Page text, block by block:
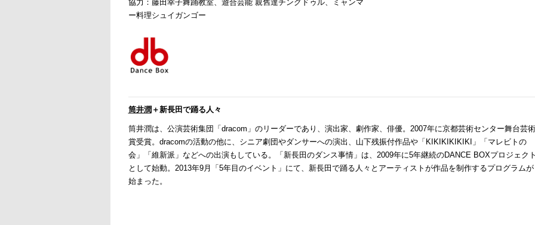
協力：藤田幸子舞踊教室、遊合芸能 親舊達チングドゥル、ミャンマ
ー料理シュイガンゴー
筒井潤 ＋新長田で踊る人々
筒井潤は、公演芸術集団「dracom」のリーダーであり、演出家、劇作家、俳優。2007年に京都芸術センター舞台芸術
賞受賞。dracomの活動の他に、シニア劇団やダンサーへの演出、山下残振付作品や「KIKIKIKIKIKI」「マレビトの
会」「維新派」などへの出演もしている。「新長田のダンス事情」は、2009年に5年継続のDANCE BOXプロジェク
として始動。2013年9月「5年目のイベント」にて、新長田で踊る人々とアーティストが作品を制作するプログラムが
始まった。